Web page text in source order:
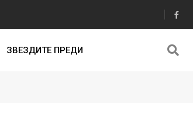
ЗВЕЗДИТЕ ПРЕДИ